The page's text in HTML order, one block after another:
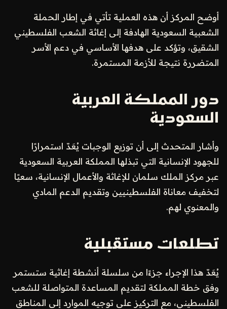
أوضح المركز أن هذه العملية تأتي في إطار الحملة
الشعبية السعودية الهادفة إلى إغاثة الشعب الفلسطيني
الشقيق، وتؤكد على هدفها الأساسي في دعم الأسر
المتضررة نتيجة للأزمة المستمرة.
دور المملكة العربية
السعودية
وأشار المتحدث إلى أن توزيع الوجبات يُعَدّ استمرارًا
للجهود الإنسانية التي تبذلها المملكة العربية السعودية
عبر مركز الملك سلمان للإغاثة والأعمال الإنسانية، سعيًا
لتخفيف معاناة الفلسطينيين وتقديم الدعم المادي
والمعنوي لهم.
تطلعات مستقبلية
يُعَدّ هذا الإجراء جزءًا من سلسلة أنشطة إغاثية ستستمر
وفق خطة المملكة لتقديم المساعدة المتواصلة للشعب
الفلسطيني، مع التركيز على توجيه الموارد إلى المناطق